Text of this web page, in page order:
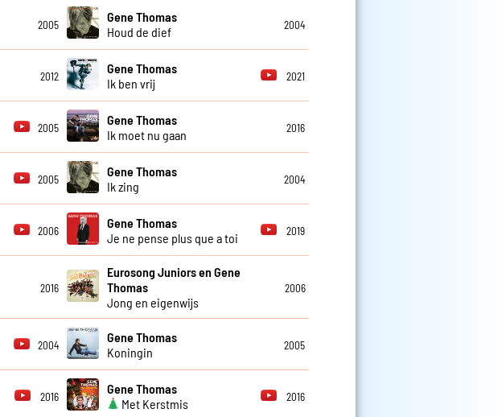
2005
Gene Thomas
Houd de dief
2004
2012
Gene Thomas
Ik ben vrij
2021
2005
Gene Thomas
Ik moet nu gaan
2016
2005
Gene Thomas
Ik zing
2004
2006
Gene Thomas
Je ne pense plus que a toi
2019
2016
Eurosong Juniors en Gene
Thomas
Jong en eigenwijs
2006
2004
Gene Thomas
Koningin
2005
2016
Gene Thomas
Met Kerstmis
2016